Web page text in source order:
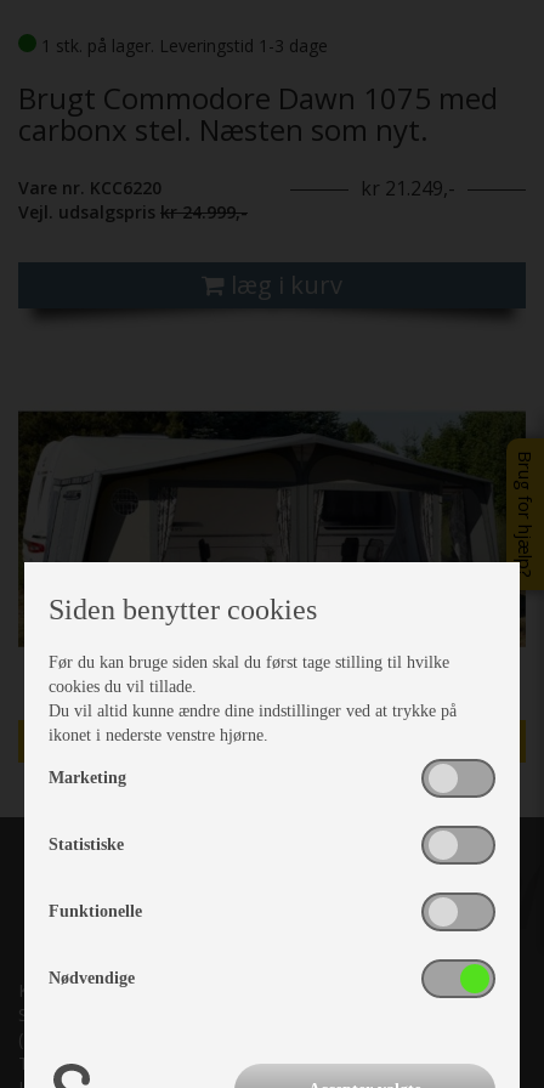
Brug for hjælp?
1 stk. på lager. Leveringstid 1-3 dage
Brugt Commodore Dawn 1075 med
carbonx stel. Næsten som nyt.
Vare nr. KCC6220
Vejl. udsalgspris kr 24.999,-
kr 21.249,-
læg i kurv
TILBUD
Kronjyllands Camping Center A/S
Suderholmen 10, 8960 Randers SØ
(Lige ud til Grenåvej)
Tlf. +45 87 10 98 70
Siden benytter cookies
Før du kan bruge siden skal du først tage stilling til hvilke
cookies du vil tillade.
Du vil altid kunne ændre dine indstillinger ved at trykke på
ikonet i nederste venstre hjørne.
Marketing
Statistiske
Funktionelle
Nødvendige